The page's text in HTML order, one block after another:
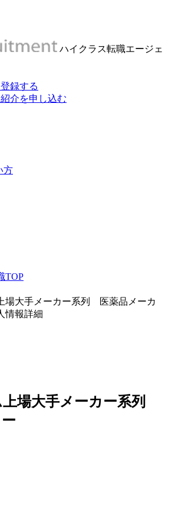
ハイクラス転職エージェ
録する
介を申し込む
方
TOP
場大手メーカー系列 医薬品メーカ
情報詳細
上場大手メーカー系列